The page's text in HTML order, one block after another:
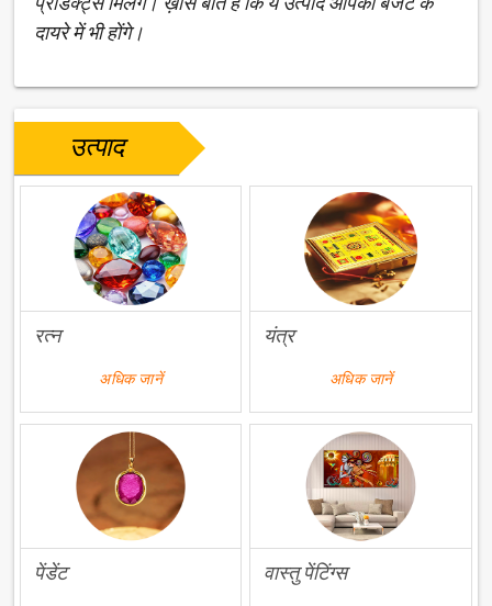
दायरे में भी होंगे।
उत्पाद
रत्न
अधिक जानें
यंत्र
अधिक जानें
पेंडेंट वास्तु पेंटिंग्स